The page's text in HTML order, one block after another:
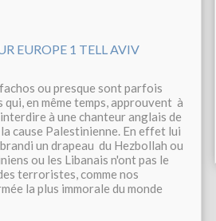
ou presque sont parfois
en même temps, approuvent à
à une chanteur anglais de
cause Palestinienne. En effet lui
un drapeau du Hezbollah ou
ou les Libanais n'ont pas le
terroristes, comme nos
la plus immorale du monde